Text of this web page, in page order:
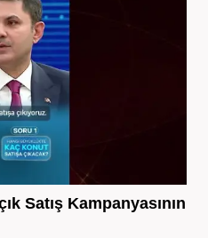
Satış Kampanyasının